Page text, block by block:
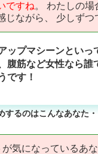
ですね。 わたしの場
じながら、 少しず
ップマシーンといっ
腹筋など女性なら誰
です！
するのはこんなあなた
気になっているあ